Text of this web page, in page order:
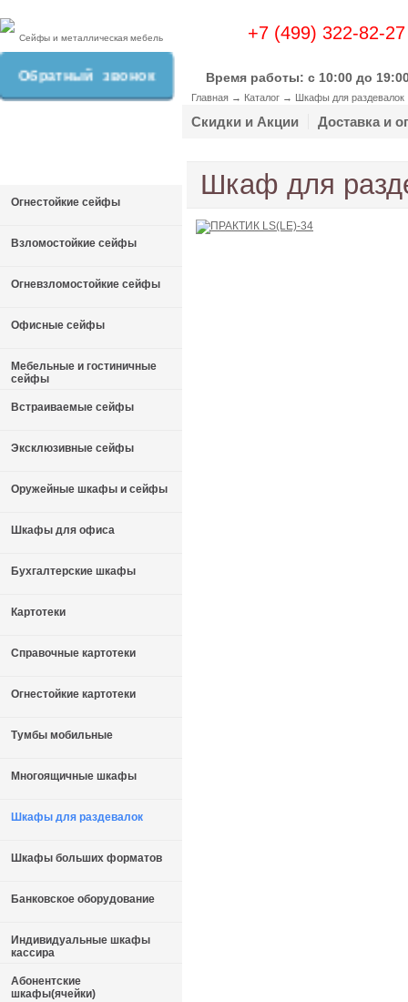
Сейфы и металлическая мебель
Обратный звонок
Скидки и Акции Доставка и
Главная → Каталог → Шкафы для раздевалок
Время работы: c 10:00 до
+7 (499) 322-82-27
Огнестойкие сейфы
Взломостойкие сейфы
Огневзломостойкие сейфы
Офисные сейфы
Мебельные и гостиничные
сейфы
Встраиваемые сейфы
Эксклюзивные сейфы
Оружейные шкафы и сейфы
Шкафы для офиса
Бухгалтерские шкафы
Картотеки
Справочные картотеки
Огнестойкие картотеки
Тумбы мобильные
Многоящичные шкафы
Шкафы для раздевалок
Шкафы больших форматов
Банковское оборудование
Индивидуальные шкафы
кассира
Абонентские
шкафы(ячейки)
Шкаф для